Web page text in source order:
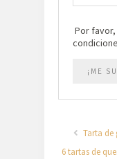
Por
Tarta de
6 tartas de